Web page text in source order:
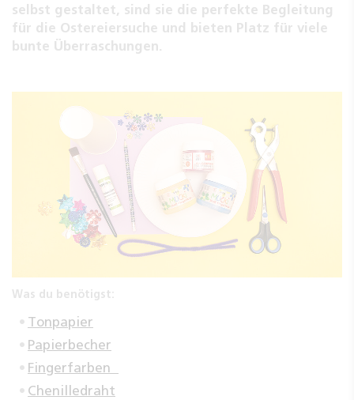
selbst gestaltet, sind sie die perfekte Begleitung
für die Ostereiersuche und bieten Platz für viele
bunte Überraschungen.
Was du benötigst:
Tonpapier
Papierbecher
Fingerfarben
Chenilledraht